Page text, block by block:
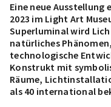
Eine neue Ausstellung
2023 im Light Art
Superluminal wird
natürliches
technologische
Konstrukt mit
Räume,
als 40 international